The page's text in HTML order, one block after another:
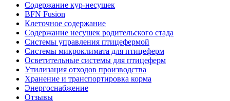
Содержание кур-несушек
BFN Fusion
Клеточное содержание
Содержание несушек родительского стада
Системы управления птицефермой
Системы микроклимата для птицеферм
Осветительные системы для птицеферм
Утилизация отходов производства
Хранение и транспортировка корма
Энергоснабжение
Отзывы